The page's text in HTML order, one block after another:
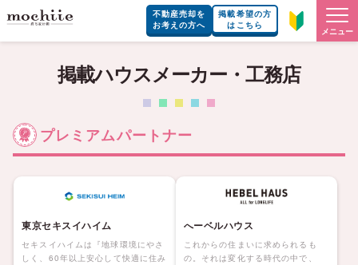
不動産売却を
お考えの方へ
掲載希望の方
はこちら
メニュー
掲載ハウスメーカー・工務店
プレミアムパートナー
東京セキスイハイム
セキスイハイムは『地球環境にやさ
しく、60年以上安心して快適に住み
へーベルハウス
これからの住まいに求められるも
の。それは変化する時代の中で、